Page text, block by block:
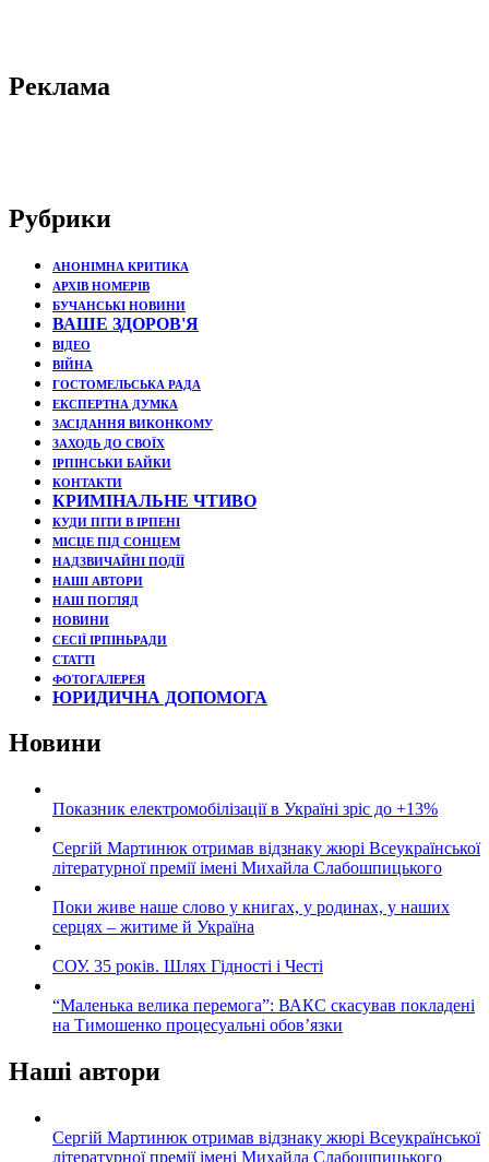
Реклама
Рубрики
АНОНІМНА КРИТИКА
АРХІВ НОМЕРІВ
БУЧАНСЬКІ НОВИНИ
ВАШЕ ЗДОРОВ'Я
ВІДЕО
ВІЙНА
ГОСТОМЕЛЬСЬКА РАДА
ЕКСПЕРТНА ДУМКА
ЗАСІДАННЯ ВИКОНКОМУ
ЗАХОДЬ ДО СВОЇХ
ІРПІНСЬКИ БАЙКИ
КОНТАКТИ
КРИМІНАЛЬНЕ ЧТИВО
КУДИ ПІТИ В ІРПЕНІ
МІСЦЕ ПІД СОНЦЕМ
НАДЗВИЧАЙНІ ПОДЇЇ
НАШІ АВТОРИ
НАШ ПОГЛЯД
НОВИНИ
СЕСІЇ ІРПІНЬРАДИ
СТАТТІ
ФОТОГАЛЕРЕЯ
ЮРИДИЧНА ДОПОМОГА
Новини
Показник електромобілізації в Україні зріс до +13%
Сергій Мартинюк отримав відзнаку жюрі Всеукраїнської
літературної премії імені Михайла Слабошпицького
Поки живе наше слово у книгах, у родинах, у наших
серцях – житиме й Україна
СОУ. 35 років. Шлях Гідності і Честі
“Маленька велика перемога”: ВАКС скасував покладені
на Тимошенко процесуальні обов’язки
Наші автори
Сергій Мартинюк отримав відзнаку жюрі Всеукраїнської
літературної премії імені Михайла Слабошпицького